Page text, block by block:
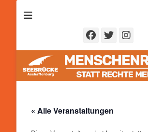
Facebook
« Alle Veranstaltungen